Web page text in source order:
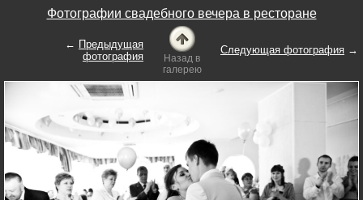
Фотографии свадебного вечера в ресторане
← Предыдущая
фотография
Назад в
галерею
Следующая фотография →